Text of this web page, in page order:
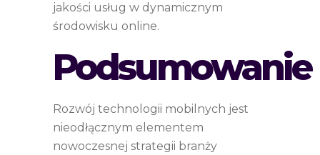
jakości usług w dynamicznym
środowisku online.
Podsumowanie
Rozwój technologii mobilnych jest
nieodłącznym elementem
nowoczesnej strategii branży